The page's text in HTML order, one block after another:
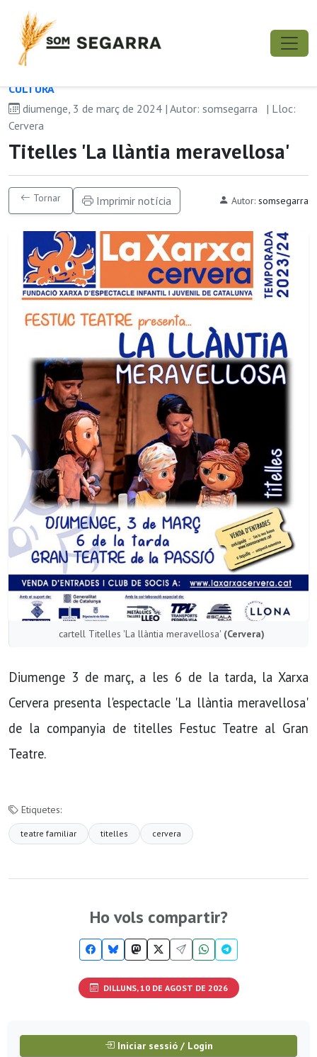
CULTURA
diumenge, 3 de març de 2024 | Autor: somsegarra
| Lloc:
Cervera
Titelles 'La llàntia meravellosa'
Tornar Imprimir notícia Autor: somsegarra
cartell Titelles 'La llàntia meravellosa' (Cervera)
Diumenge 3 de març, a les 6 de la tarda, la Xarxa
Cervera presenta l'espectacle 'La llàntia meravellosa'
de la companyia de titelles Festuc Teatre al Gran
Teatre.
Etiquetes:
teatre familiar titelles cervera
Ho vols compartir?
DILLUNS, 10 DE AGOST DE 2026
Iniciar sessió / Login